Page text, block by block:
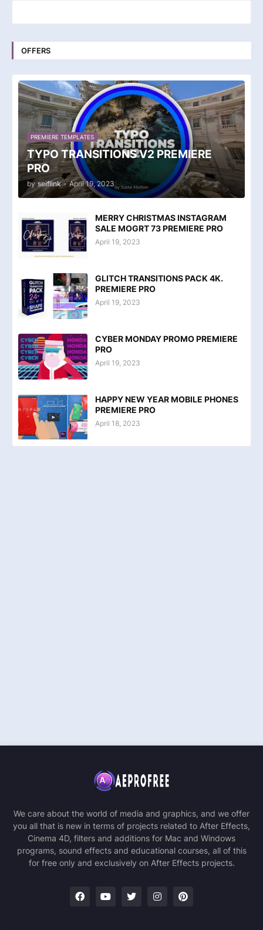
OFFERS
PREMIERE TEMPLATES
TYPO TRANSITIONS V2 PREMIERE
PRO
by seiflink - April 19, 2023
MERRY CHRISTMAS INSTAGRAM
SALE MOGRT 73 PREMIERE PRO
April 19, 2023
GLITCH TRANSITIONS PACK 4K.
PREMIERE PRO
April 19, 2023
CYBER MONDAY PROMO PREMIERE
PRO
April 19, 2023
HAPPY NEW YEAR MOBILE PHONES
PREMIERE PRO
April 18, 2023
We care about the world of media and graphics, and we offer
you all that is new in terms of projects related to After Effects,
Cinema 4D, filters and additions for Mac and Windows
programs, sound effects and educational courses, all of this
for free only and exclusively on After Effects projects.